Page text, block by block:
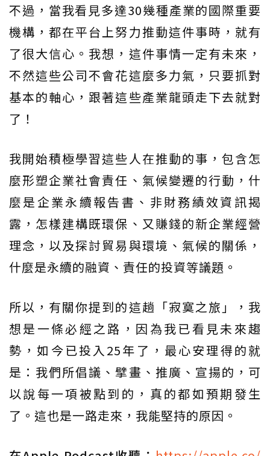
不過，當我看見多達30幾種產業的國際重要
機構，都在平台上努力推動這件事時，就有
了很大信心。我想，這件事情一定有未來，
不然這些公司不會花這麼多力氣，只要抓對
基本的軸心，跟著這些產業龍頭走下去就對
了！
我開始積極學習這些人在推動的事，包含怎
麼形塑企業社會責任、氣候變遷的行動，什
麼是企業永續報告書、非財務績效資訊揭
露，怎樣建構既環保、又賺錢的新企業經營
理念，以及探討貿易與環境、氣候的關係，
什麼是永續的融資、責任的投資等議題。
所以，有關你提到的這趟「寂寞之旅」，我
想是一條必經之路，因為我已看見未來趨
勢，如今已投入25年了，最心安理得的就
是：我們所倡議、擘畫、推廣、宣揚的，可
以說每一項被點到的，真的都如預期發生
了。這也是一路走來，我能堅持的原因。